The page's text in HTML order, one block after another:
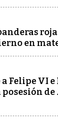
en
a Felipe VI
posesión